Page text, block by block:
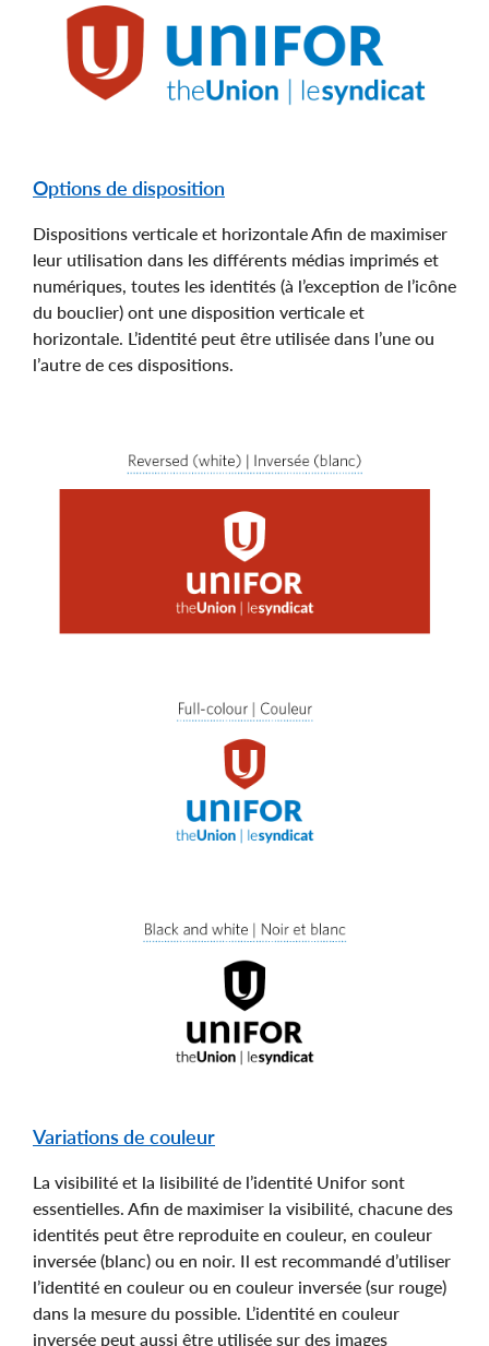
Options de disposition
Dispositions verticale et horizontale Afin de maximiser
leur utilisation dans les différents médias imprimés et
numériques, toutes les identités (à l’exception de l’icône
du bouclier) ont une disposition verticale et
horizontale. L’identité peut être utilisée dans l’une ou
l’autre de ces dispositions.
Variations de couleur
La visibilité et la lisibilité de l’identité Unifor sont
essentielles. Afin de maximiser la visibilité, chacune des
identités peut être reproduite en couleur, en couleur
inversée (blanc) ou en noir. Il est recommandé d’utiliser
l’identité en couleur ou en couleur inversée (sur rouge)
dans la mesure du possible. L’identité en couleur
inversée peut aussi être utilisée sur des images